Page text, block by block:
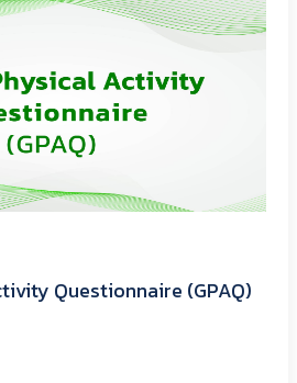
Questionnaire (GPAQ)